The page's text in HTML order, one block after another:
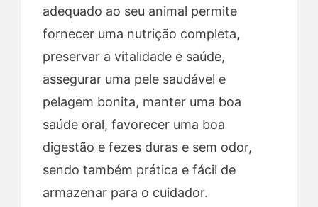
y
V
i
d
e
adequado ao seu animal permite
fornecer uma nutrição completa,
preservar a vitalidade e saúde,
assegurar uma pele saudável e
pelagem bonita, manter uma boa
saúde oral, favorecer uma boa
digestão e fezes duras e sem odor,
sendo também prática e fácil de
armazenar para o cuidador.